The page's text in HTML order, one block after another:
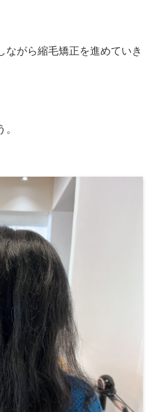
ながら縮毛矯正を進めていき